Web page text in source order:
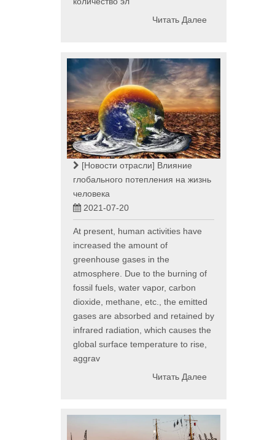
Читать Далее
[Новости отрасли] Влияние
глобального потепления на жизнь
человека
2021-07-20
At present, human activities have
increased the amount of
greenhouse gases in the
atmosphere. Due to the burning of
fossil fuels, water vapor, carbon
dioxide, methane, etc., the emitted
gases are absorbed and retained by
infrared radiation, which causes the
global surface temperature to rise,
aggrav
Читать Далее